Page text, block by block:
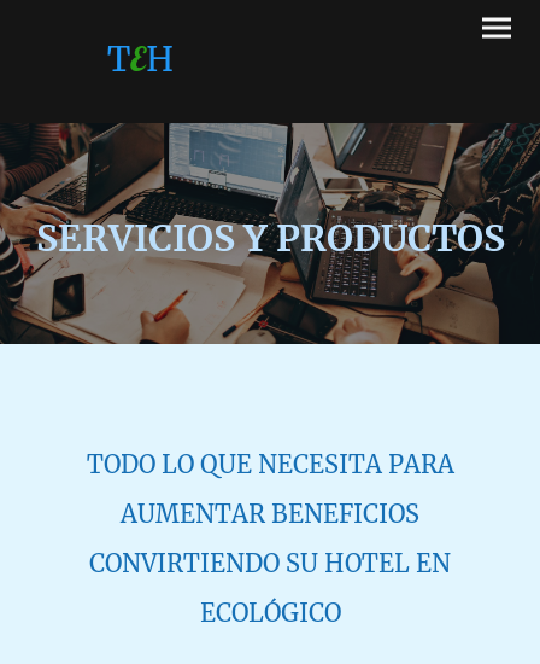
TEH
SERVICIOS Y PRODUCTOS
TODO LO QUE NECESITA PARA
AUMENTAR BENEFICIOS
CONVIRTIENDO SU HOTEL EN
ECOLÓGICO